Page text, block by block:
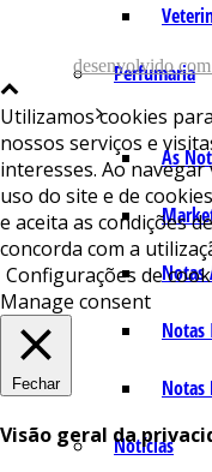
Perfumaria
As
Notas
Notas
Notas
Notícias
desenvolvido com
Utilizamos cookies
nossos serviços e
interesses. Ao navegar
uso do site e de
e aceita as condições
concorda com a
Configurações de
Manage consent
Fechar
Visão geral da